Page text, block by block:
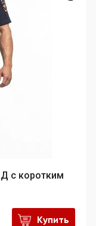
с коротким
Купить